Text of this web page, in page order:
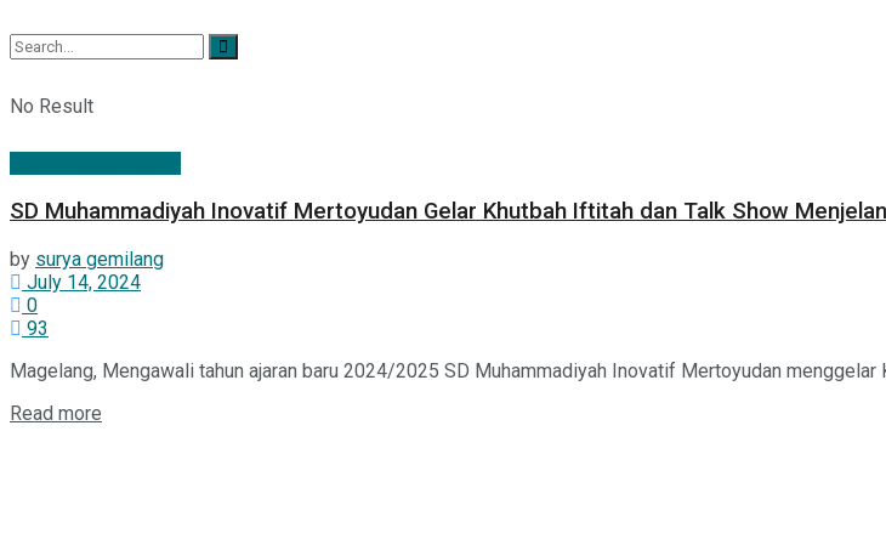
No Result
SD Muhammadiyah Inovatif Mertoyudan Gelar Khutbah Iftitah dan Talk Show
by surya gemilang
July 14, 2024
0
93
Magelang, Mengawali tahun ajaran baru 2024/2025 SD Muhammadiyah Inovatif Mertoyudan
Read more